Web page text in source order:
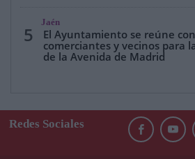
5
Jaén
El Ayuntamiento se reúne con
comerciantes y vecinos para
de la Avenida de Madrid
Redes Sociales